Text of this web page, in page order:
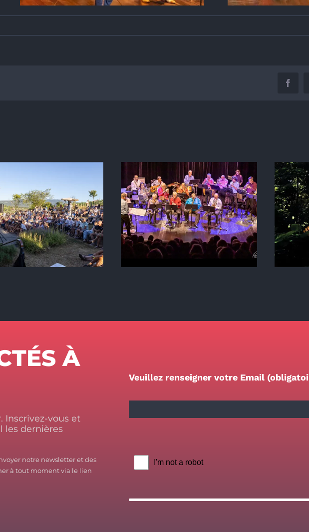
BIG BAND D’AIX
LES BAINS
« GILLES, ROLAND
ET MOI » Missonne
À
Inscrivez-vous et
les dernières
notre newsletter et des
à tout moment via le lien
Veuillez renseigner votre Email